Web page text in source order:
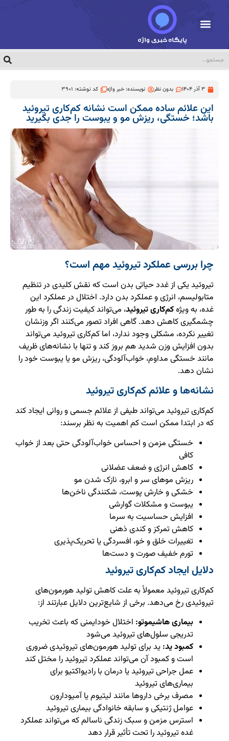
3 آذر 1404 بدون نظر نویسنده:خبر واژه کد نوشته: 3901
این علائم ساده ممکن است نشانه کم‌کاری تیروئید
باشد؛ خستگی، ریزش مو و یبوست را جدی بگیرید
چرا بررسی عملکرد تیروئید مهم است؟
تیروئید یکی از غدد حیاتی بدن است که نقش کلیدی در تنظیم
متابولیسم، انرژی و عملکرد بدن دارد. اختلال در عملکرد این
غده، به ویژهکم‌کاری تیروئید، می‌تواند کیفیت زندگی را به طور
چشمگیری کاهش دهد. گاهی افراد تصور می‌کنند اگر وزنشان
تغییر نکرده، مشکلی وجود ندارد، اما کم‌کاری تیروئید می‌تواند
بدون افزایش وزن شدید هم بروز کند و تنها با نشانه‌های ظریف
مانند خستگی مداوم، خواب‌آلودگی، ریزش مو یا یبوست خود را
نشان دهد.
نشانه‌ها و علائم کم‌کاری تیروئید
کم‌کاری تیروئید می‌تواند طیفی از علائم جسمی و روانی ایجاد کند
که در ابتدا ممکن است کم اهمیت به نظر برسند:
خستگی مزمن و احساس خواب‌آلودگی حتی بعد از خواب
کافی
کاهش انرژی و ضعف عضلانی
ریزش موهای سر و ابرو، نازک شدن مو
خشکی و خارش پوست، شکنندگی ناخن‌ها
یبوست و مشکلات گوارشی
افزایش حساسیت به سرما
کاهش تمرکز و کندی ذهنی
تغییرات خلق و خو، افسردگی یا تحریک‌پذیری
تورم خفیف صورت و دست‌ها
دلایل ایجاد کم‌کاری تیروئید
کم‌کاری تیروئید معمولاً به علت کاهش تولید هورمون‌های
تیروئیدی رخ می‌دهد. برخی از شایع‌ترین دلایل عبارتند از:
بیماری هاشیموتو: اختلال خودایمنی که باعث تخریب
تدریجی سلول‌های تیروئید می‌شود
کمبود ید: ید برای تولید هورمون‌های تیروئیدی ضروری
است و کمبود آن می‌تواند عملکرد تیروئید را مختل کند
عمل جراحی تیروئید یا درمان با رادیواکتیو برای
بیماری‌های تیروئید
مصرف برخی داروها مانند لیتیوم یا آمیودارون
عوامل ژنتیکی و سابقه خانوادگی بیماری تیروئید
استرس مزمن و سبک زندگی ناسالم که می‌تواند عملکرد
غده تیروئید را تحت تأثیر قرار دهد